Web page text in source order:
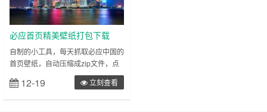
必应首页精美壁纸打包下载
自制的小工具，每天抓取必应中国的
首页壁纸，自动压缩成zip文件，点
击链接可以跳转下载。点我下载附：
70周末国庆眼花壁纸……
12-19 立刻查看